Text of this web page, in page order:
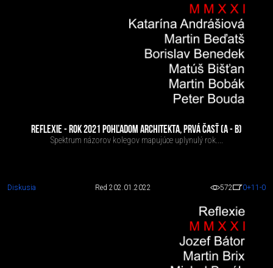
REFLEXIE - ROK 2021 POHĽADOM ARCHITEKTA, PRVÁ ČASŤ (A - B)
Spektrum názorov kolegov mapujúce uplynulý rok....
Diskusia Red 202.01.2022 572 0+11 -0